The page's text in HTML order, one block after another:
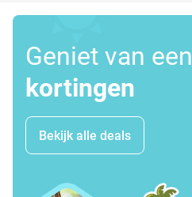
Geniet van een
kortingen
Bekijk alle deals